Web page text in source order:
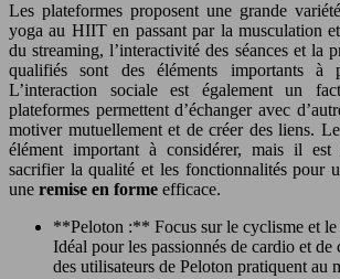
Les plateformes proposent une grande
yoga au HIIT en passant par la musculation
du streaming, l’interactivité des séances et la
qualifiés sont des éléments importants à
L’interaction sociale est également un
plateformes permettent d’échanger avec
motiver mutuellement et de créer des liens.
élément important à considérer, mais il est
sacrifier la qualité et les fonctionnalités pour
une remise en forme efficace.
**Peloton :** Focus sur le cyclisme et le
Idéal pour les passionnés de cardio et
des utilisateurs de Peloton pratiquent au